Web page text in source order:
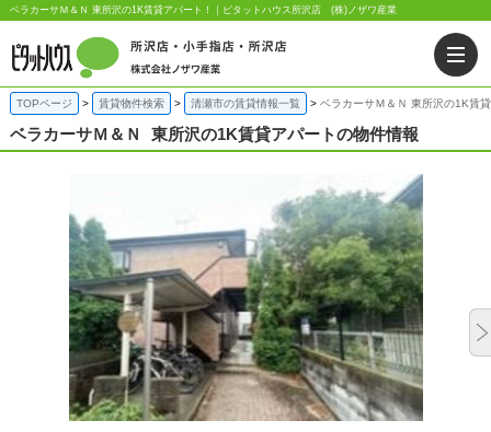
ベラカーサＭ＆Ｎ 東所沢の1K賃貸アパート！｜ピタットハウス所沢店 (株)ノザワ産業
TOPページ 賃貸物件検索 清瀬市の賃貸情報一覧 ベラカーサＭ＆Ｎ 東所沢の1K賃
ベラカーサＭ＆Ｎ 東所沢の1K賃貸アパートの物件情報